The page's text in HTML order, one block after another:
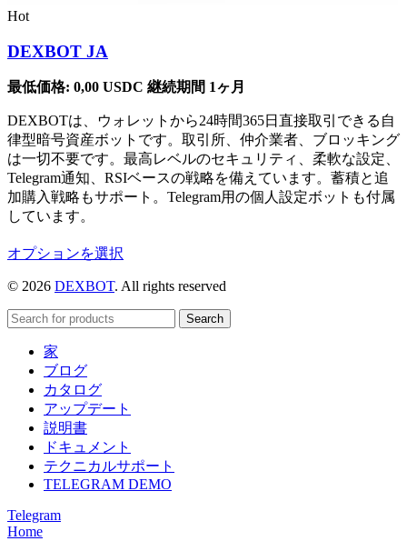
Hot
DEXBOT JA
最低価格: 0,00 USDC 継続期間 1ヶ月
DEXBOTは、ウォレットから24時間365日直接取引できる自
律型暗号資産ボットです。取引所、仲介業者、ブロッキング
は一切不要です。最高レベルのセキュリティ、柔軟な設定、
Telegram通知、RSIベースの戦略を備えています。蓄積と追
加購入戦略もサポート。Telegram用の個人設定ボットも付属
しています。
オプションを選択
商
品
に
の
リ
エ
ー
© 2026 DEXBOT. All rights reserved
Search
家
ブログ
カタログ
アップデート
説明書
ドキュメント
テクニカルサポート
TELEGRAM DEMO
Telegram
Home